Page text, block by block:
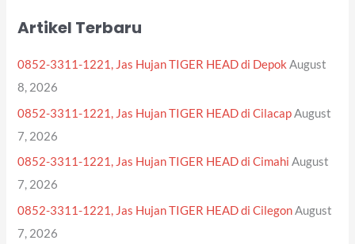
c
Artikel Terbaru
0852-3311-1221, Jas Hujan TIGER HEAD di Depok August
8, 2026
0852-3311-1221, Jas Hujan TIGER HEAD di Cilacap August
7, 2026
0852-3311-1221, Jas Hujan TIGER HEAD di Cimahi August
7, 2026
0852-3311-1221, Jas Hujan TIGER HEAD di Cilegon August
7, 2026